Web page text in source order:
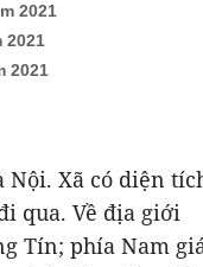
2021
2021
2021
Nội. Xã có diện
qua. Về địa giới
Tín; phía Nam